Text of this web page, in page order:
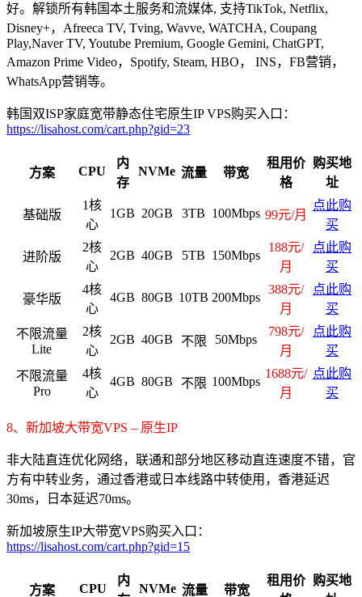
好。解锁所有韩国本土服务和流媒体, 支持TikTok, Netflix,
Disney+，Afreeca TV, Tving, Wavve, WATCHA, Coupang
Play,Naver TV, Youtube Premium, Google Gemini, ChatGPT,
Amazon Prime Video，Spotify, Steam, HBO， INS，FB营销，
WhatsApp营销等。
韩国双ISP家庭宽带静态住宅原生IP VPS购买入口：
https://lisahost.com/cart.php?gid=23
方案 CPU
内
存
NVMe 流量 带宽
租用价
格
购买地
址
基础版
1核
心
1GB 20GB 3TB 100Mbps 99元/月
点此购
买
进阶版
2核
心
2GB 40GB 5TB 150Mbps
188元/
月
点此购
买
豪华版
4核
心
4GB 80GB 10TB 200Mbps
388元/
月
点此购
买
不限流量
Lite
2核
心
2GB 40GB 不限 50Mbps
798元/
月
点此购
买
不限流量
Pro
4核
心
4GB 80GB 不限 100Mbps
1688元/
月
点此购
买
8、新加坡大带宽VPS – 原生IP
非大陆直连优化网络，联通和部分地区移动直连速度不错，官
方有中转业务，通过香港或日本线路中转使用，香港延迟
30ms，日本延迟70ms。
新加坡原生IP大带宽VPS购买入口：
https://lisahost.com/cart.php?gid=15
方案 CPU
内
NVMe 流量 带宽
租用价
购买地